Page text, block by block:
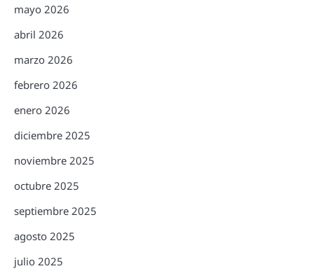
mayo 2026
abril 2026
marzo 2026
febrero 2026
enero 2026
diciembre 2025
noviembre 2025
octubre 2025
septiembre 2025
agosto 2025
julio 2025